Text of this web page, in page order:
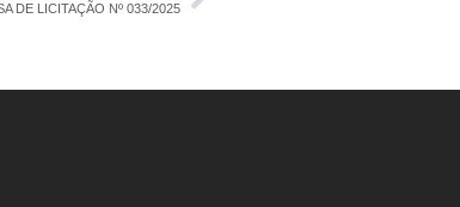
DE LICITAÇÃO Nº 033/2025